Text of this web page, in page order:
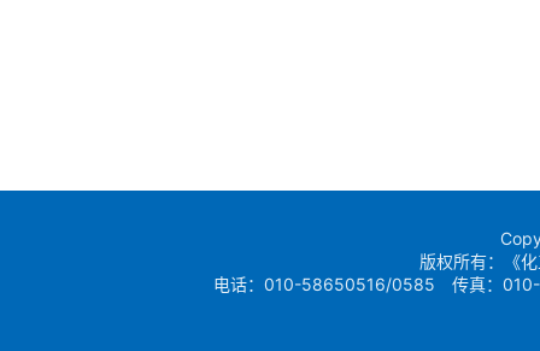
版权所有：《
电话：010-58650516/0585 传真：